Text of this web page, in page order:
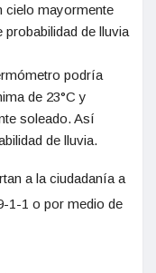
cielo mayormente
de lluvia
podría
de 23°C y
soleado. Así
de lluvia.
a la ciudadanía a
1-1 o por medio de